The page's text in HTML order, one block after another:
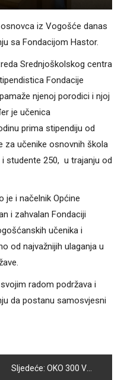
iz Vogošće danas
sa Fondacijom Hastor.
Srednjoškolskog centra
Fondacije
njenoj porodici i njoj
je učenica
prima stipendiju od
za učenike osnovnih škola
studente 250, u trajanju od
je i načelnik Općine
i zahvalan Fondaciji
učenika i
od najvažnijih ulaganja u
radom podržava i
da postanu samosvjesni
Sljedeće: OKO 300 VOGOŠĆANSKIH UČENIKA ČETVRTIH RAZREDA UČIT ĆE PLIVATI NA OLIMPIJSKOM BAZENU OTOKA